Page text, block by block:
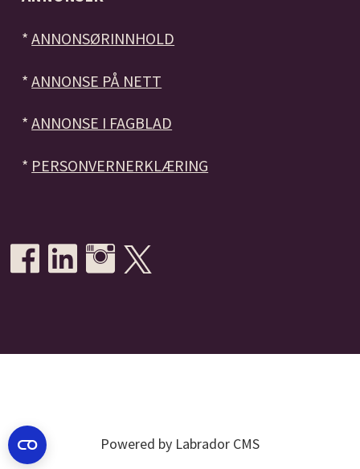
*ANNONSØRINNHOLD
*ANNONSE PÅ NETT
*ANNONSE I FAGBLAD
* PERSONVERNERKLÆRING
Powered by Labrador CMS